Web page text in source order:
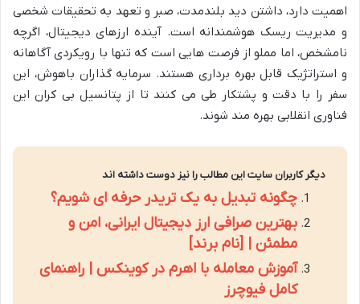
اهمیت دارد، داشتن دید بلندمدت، صبر و تعهد به تحقیقات شخصی
و مدیریت ریسک هوشمندانه است. آینده ارزهای دیجیتال، اگرچه
نامشخص، اما مملو از فرصت هایی است که تنها با رویکردی آگاهانه
و استراتژیک قابل بهره برداری هستند. سرمایه گذاران باهوش، این
سفر را با دقت و پشتکار طی می کنند تا از پتانسیل بی کران این
فناوری انقلابی بهره مند شوند.
دیگر کاربران سایت این مطالب را نیز دوست داشته اند
چگونه تبدیل به یک تریدر حرفه ای شویم؟
بهترین صرافی ارز دیجیتال ایرانی، امن و
مطمئن | [نام برند]
آموزش معامله با اهرم در کوینکس | راهنمای
کامل فیوچرز